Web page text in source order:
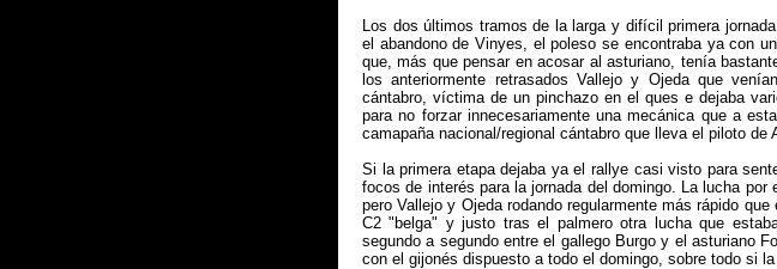
Los dos últimos tramos de la larga y difícil primera
el abandono de Vinyes, el poleso se encontraba ya con
que, más que pensar en acosar al asturiano, tenía
los anteriormente retrasados Vallejo y Ojeda que
cántabro, víctima de un pinchazo en el ques e dejaba
para no forzar innecesariamente una mecánica que a
camapaña nacional/regional cántabro que lleva el piloto de
Si la primera etapa dejaba ya el rallye casi visto para
focos de interés para la jornada del domingo. La lucha
pero Vallejo y Ojeda rodando regularmente más rápido
C2 "belga" y justo tras el palmero otra lucha que
segundo a segundo entre el gallego Burgo y el asturiano
con el gijonés dispuesto a todo el domingo, sobre todo si